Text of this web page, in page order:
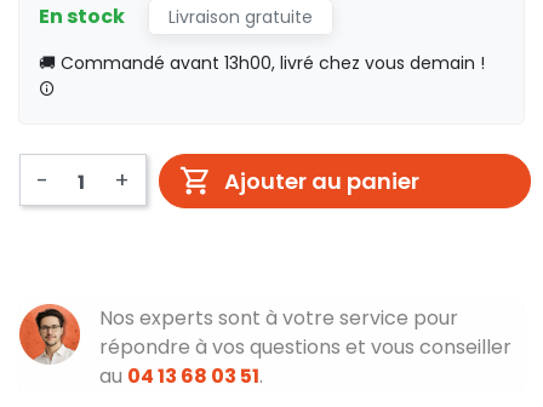
En stock
Livraison gratuite
🚚 Commandé avant 13h00, livré chez vous demain !
- + Ajouter au panier
Nos experts sont à votre service pour
répondre à vos questions et vous conseiller
au 04 13 68 03 51.